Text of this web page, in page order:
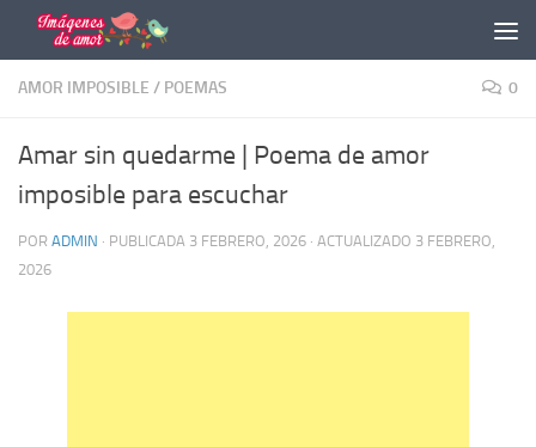
Saltar al contenido
AMOR IMPOSIBLE / POEMAS 0
Amar sin quedarme | Poema de amor
imposible para escuchar
POR ADMIN · PUBLICADA 3 FEBRERO, 2026 · ACTUALIZADO 3 FEBRERO,
2026